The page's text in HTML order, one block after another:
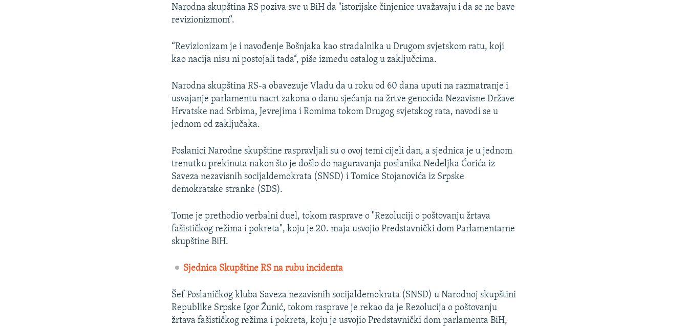
Narodna skupština RS poziva sve u BiH da "istorijske činjenice uvažavaju i da se ne bave
revizionizmom“.
“Revizionizam je i navođenje Bošnjaka kao stradalnika u Drugom svjetskom ratu, koji
kao nacija nisu ni postojali tada“, piše između ostalog u zaključcima.
Narodna skupština RS-a obavezuje Vladu da u roku od 60 dana uputi na razmatranje i
usvajanje parlamentu nacrt zakona o danu sjećanja na žrtve genocida Nezavisne Države
Hrvatske nad Srbima, Jevrejima i Romima tokom Drugog svjetskog rata, navodi se u
jednom od zaključaka.
Poslanici Narodne skupštine raspravljali su o ovoj temi cijeli dan, a sjednica je u jednom
trenutku prekinuta nakon što je došlo do naguravanja poslanika Nedeljka Ćorića iz
Saveza nezavisnih socijaldemokrata (SNSD) i Tomice Stojanovića iz Srpske
demokratske stranke (SDS).
Tome je prethodio verbalni duel, tokom rasprave o "Rezoluciji o poštovanju žrtava
fašističkog režima i pokreta", koju je 20. maja usvojio Predstavnički dom Parlamentarne
skupštine BiH.
Sjednica Skupštine RS na rubu incidenta
Šef Poslaničkog kluba Saveza nezavisnih socijaldemokrata (SNSD) u Narodnoj skupštini
Republike Srpske Igor Žunić, tokom rasprave je rekao da je Rezolucija o poštovanju
žrtava fašističkog režima i pokreta, koju je usvojio Predstavnički dom parlamenta BiH,